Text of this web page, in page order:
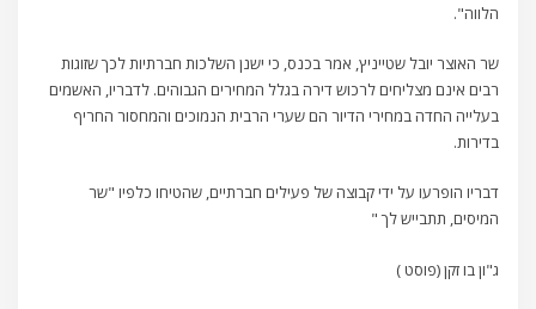
הלווה".
שר האוצר יובל שטייניץ, אמר בכנס, כי ישנן השלכות חברתיות לכך שזוגות
רבים אינם מצליחים לרכוש דירה בגלל המחירים הגבוהים. לדבריו, האשמים
בעלייה החדה במחירי הדיור הם שערי הרבית הנמוכים והמחסור החריף
בדירות.
דבריו הופרעו על ידי קבוצה של פעילים חברתיים, שהטיחו כלפיו "שר
המיסים, תתבייש לך "
ג"ון בו זקן (פוסט )